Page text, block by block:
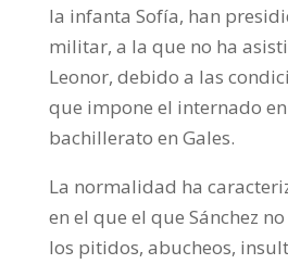
la infanta Sofía, han
militar, a la que no ha
Leonor, debido a las
que impone el internado
bachillerato en Gales.
La normalidad ha
en el que el que Sánchez
los pitidos, abucheos,